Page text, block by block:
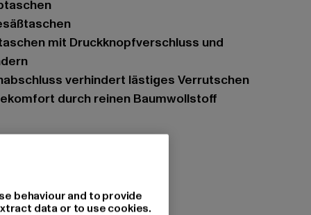
verhindert lästiges Verrutschen
durch reinen Baumwollstoff
behaviour and to provide
data or to use cookies.